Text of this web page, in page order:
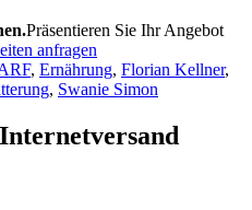
Präsentieren Sie Ihr Angebot
anfragen
, Ernährung, Florian Kellner,
, Swanie Simon